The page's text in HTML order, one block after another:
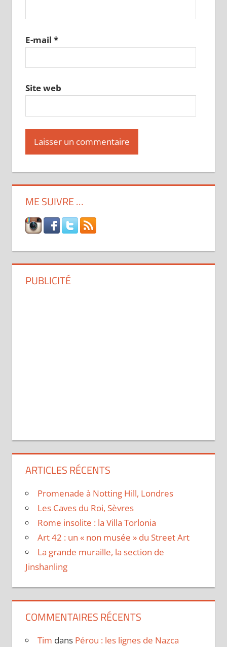
E-mail *
Site web
ME SUIVRE …
PUBLICITÉ
ARTICLES RÉCENTS
Promenade à Notting Hill, Londres
Les Caves du Roi, Sèvres
Rome insolite : la Villa Torlonia
Art 42 : un « non musée » du Street Art
La grande muraille, la section de
Jinshanling
COMMENTAIRES RÉCENTS
Tim dans Pérou : les lignes de Nazca